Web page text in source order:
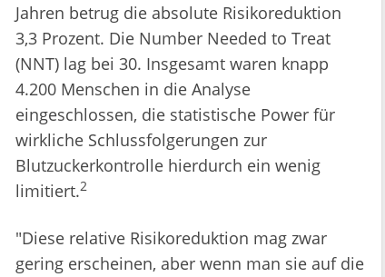
Jahren betrug die absolute Risikoreduktion
3,3 Prozent. Die Number Needed to Treat
(NNT) lag bei 30. Insgesamt waren knapp
4.200 Menschen in die Analyse
eingeschlossen, die statistische Power für
wirkliche Schlussfolgerungen zur
Blutzuckerkontrolle hierdurch ein wenig
limitiert.2
"Diese relative Risikoreduktion mag zwar
gering erscheinen, aber wenn man sie auf die